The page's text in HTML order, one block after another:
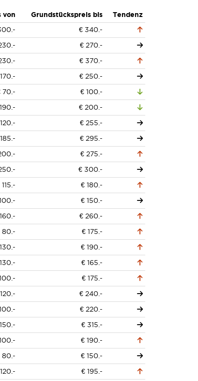
von Grundstückspreis bis
Tendenz
€ 340.-
€ 270.-
€ 370.-
€ 250.-
70.-
€ 100.-
€ 200.-
€ 255.-
€ 295.-
€ 275.-
€ 300.-
€ 180.-
€ 150.-
€ 260.-
80.-
€ 175.-
€ 190.-
€ 165.-
€ 175.-
€ 240.-
€ 220.-
€ 315.-
€ 190.-
80.-
€ 150.-
€ 195.-